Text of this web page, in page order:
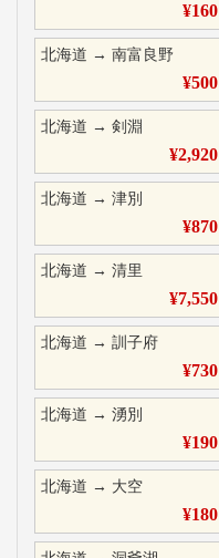
¥160
北海道 → 南富良野
¥500
北海道 → 剣淵
¥2,920
北海道 → 津別
¥870
北海道 → 清里
¥7,550
北海道 → 訓子府
¥730
北海道 → 湧別
¥190
北海道 → 大空
¥180